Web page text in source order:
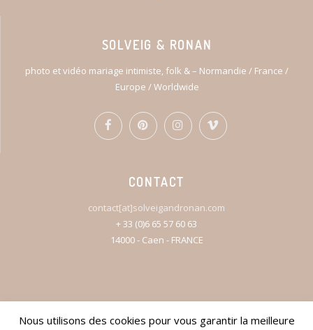
SOLVEIG & RONAN
photo et vidéo mariage intimiste, folk & – Normandie / France /
Europe / Worldwide
CONTACT
contact[at]solveigandronan.com
+ 33 (0)6 65 57 60 63
14000 - Caen - FRANCE
Nous utilisons des cookies pour vous garantir la meilleure